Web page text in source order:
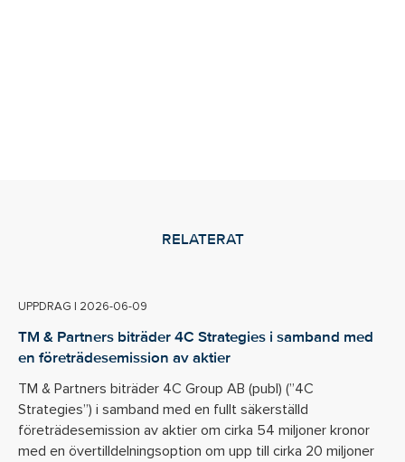
RELATERAT
UPPDRAG | 2026-06-09
TM & Partners biträder 4C Strategies i samband med
en företrädesemission av aktier
TM & Partners biträder 4C Group AB (publ) (”4C
Strategies”) i samband med en fullt säkerställd
företrädesemission av aktier om cirka 54 miljoner kronor
med en övertilldelningsoption om upp till cirka 20 miljoner